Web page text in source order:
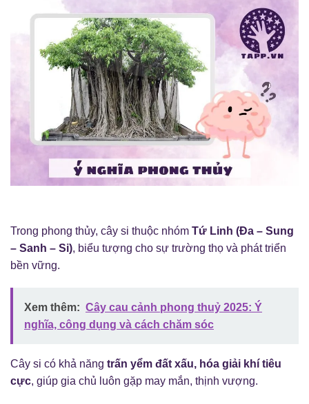
Trong phong thủy, cây si thuộc nhóm Tứ Linh (Đa – Sung
– Sanh – Si), biểu tượng cho sự trường thọ và phát triển
bền vững.
Xem thêm: Cây cau cảnh phong thuỷ 2025: Ý
nghĩa, công dụng và cách chăm sóc
Cây si có khả năng trấn yểm đất xấu, hóa giải khí tiêu
cực, giúp gia chủ luôn gặp may mắn, thịnh vượng.